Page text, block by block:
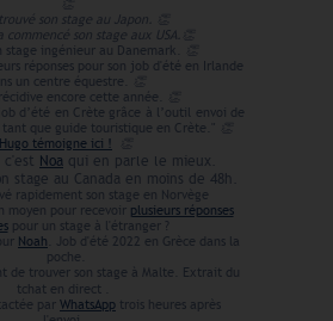
son stage au Japon.
commencé son stage aux USA.
stage ingénieur au Danemark.
réponses pour son job d'été en Irlande
un centre équestre.
récidive encore cette année.
d’été en Crète grâce à l’outil envoi de
tant que guide touristique en Crète."
Hugo témoigne ici !
c'est Noa qui en parle le mieux.
stage au Canada en moins de 48h.
rapidement son stage en Norvège
moyen pour recevoir plusieurs réponses
pour un stage à l'étranger ?
Noah . Job d'été 2022 en Grèce dans la
poche.
de trouver son stage à Malte. Extrait du
tchat en direct .
par WhatsApp trois heures après